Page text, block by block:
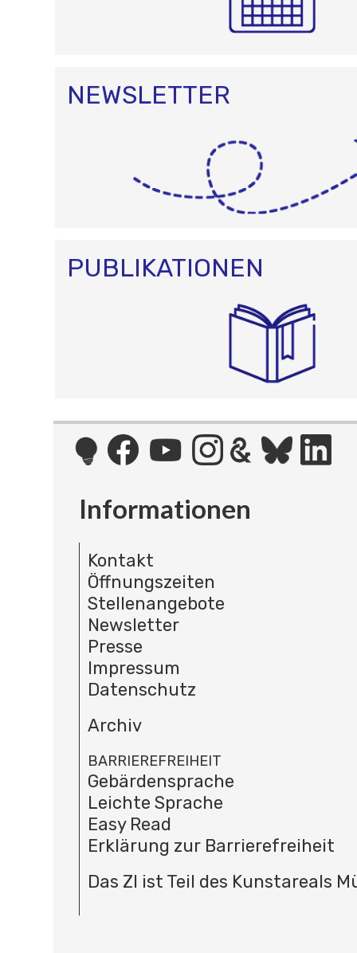
NEWSLETTER
PUBLIKATIONEN
Informationen
Kontakt
Öffnungszeiten
Stellenangebote
Newsletter
Presse
Impressum
Datenschutz
Archiv
BARRIEREFREIHEIT
Gebärdensprache
Leichte Sprache
Easy Read
Erklärung zur Barrierefreiheit
Das ZI ist Teil des Kunstareals